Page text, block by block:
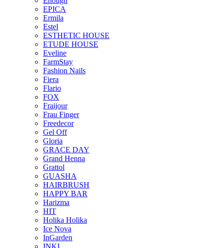
EPICA
Ermila
Estel
ESTHETIC HOUSE
ETUDE HOUSE
Eveline
FarmStay
Fashion Nails
Fiera
Flario
FOX
Fraijour
Frau Finger
Freedecor
Gel Off
Gloria
GRACE DAY
Grand Henna
Grattol
GUASHA
HAIRBRUSH
HAPPY BAR
Harizma
HIT
Holika Holika
Ice Nova
InGarden
INKI